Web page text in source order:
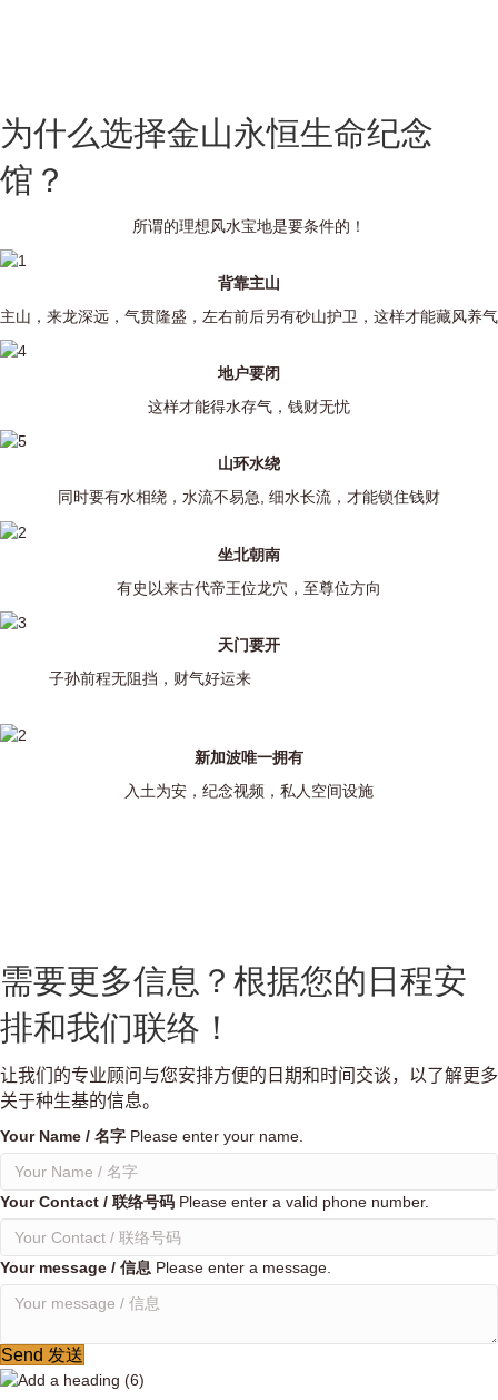
为什么选择金山永恒生命纪念
馆？
所谓的理想风水宝地是要条件的！
背靠主山
主山，来龙深远，气贯隆盛，左右前后另有砂山护卫，这样才能藏风养气
地户要闭
这样才能得水存气，钱财无忧
山环水绕
同时要有水相绕，水流不易急, 细水长流，才能锁住钱财
坐北朝南
有史以来古代帝王位龙穴，至尊位方向
天门要开
子孙前程无阻挡，财气好运来
新加波唯一拥有
入土为安，纪念视频，私人空间设施
需要更多信息？根据您的日程安
排和我们联络！
让我们的专业顾问与您安排方便的日期和时间交谈，以了解更多
关于种生基的信息。
Your Name / 名字 Please enter your name.
Your Contact / 联络号码 Please enter a valid phone number.
Your message / 信息 Please enter a message.
Send 发送